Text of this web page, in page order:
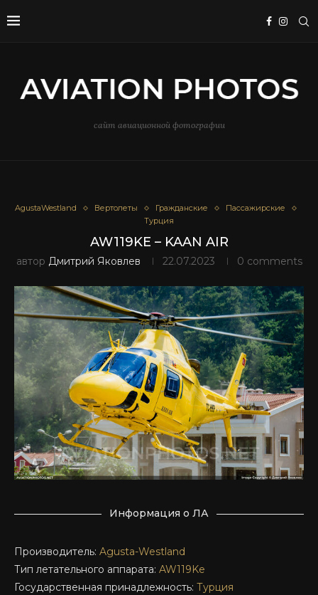
сайт авиационной фотографии
AgustaWestland Вертолеты Гражданские
Пассажирские
Турция
AW119KE – KAAN AIR
автор Дмитрий Яковлев 22.07.2023 0 comments
Информация о ЛА
Производитель: Agusta-Westland
Тип летательного аппарата: AW119Ke
Государственная принадлежность: Турция